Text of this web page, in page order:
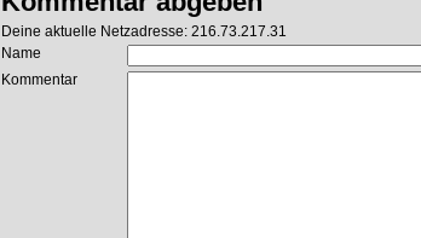
Deine aktuelle Netzadresse: 216.73.217.31
Name
Kommentar